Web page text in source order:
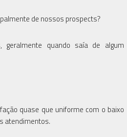
de nossos prospects?
quando saía de algum
quase que uniforme com o baixo
atendimentos.